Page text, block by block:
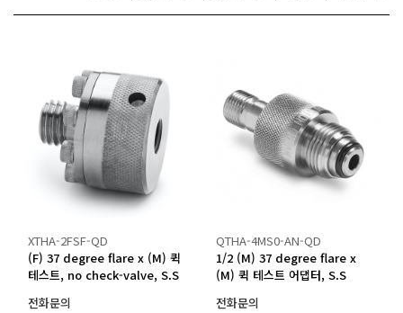
XTHA-2FSF-QD
(F) 37 degree flare x (M) 퀵
테스트, no check-valve, S.S
전화문의
QTHA-4MS0-AN-QD
1/2 (M) 37 degree flare x
(M) 퀵 테스트 어댑터, S.S
전화문의